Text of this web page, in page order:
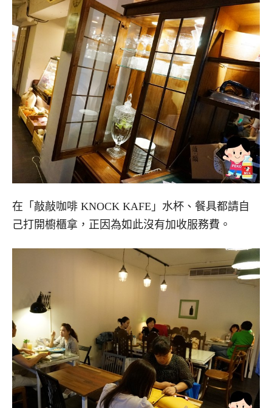
在「敲敲咖啡 KNOCK KAFE」水杯、餐具都請自
己打開櫥櫃拿，正因為如此沒有加收服務費。